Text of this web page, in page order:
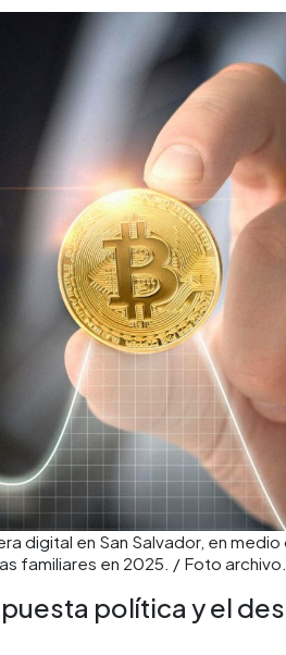
digital en San Salvador, en
familiares en 2025. / Foto archivo.
política y el